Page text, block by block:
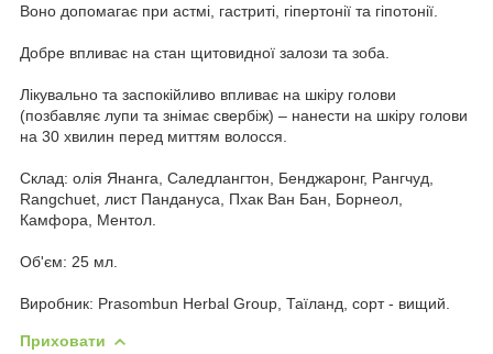
Воно допомагає при астмі, гастриті, гіпертонії та гіпотонії.
Добре впливає на стан щитовидної залози та зоба.
Лікувально та заспокійливо впливає на шкіру голови
(позбавляє лупи та знімає свербіж) – нанести на шкіру голови
на 30 хвилин перед миттям волосся.
Склад: олія Янанга, Саледлангтон, Бенджаронг, Рангчуд,
Rangchuet, лист Пандануса, Пхак Ван Бан, Борнеол,
Камфора, Ментол.
Об'єм: 25 мл.
Виробник: Prasombun Herbal Group, Таїланд, сорт - вищий.
Приховати